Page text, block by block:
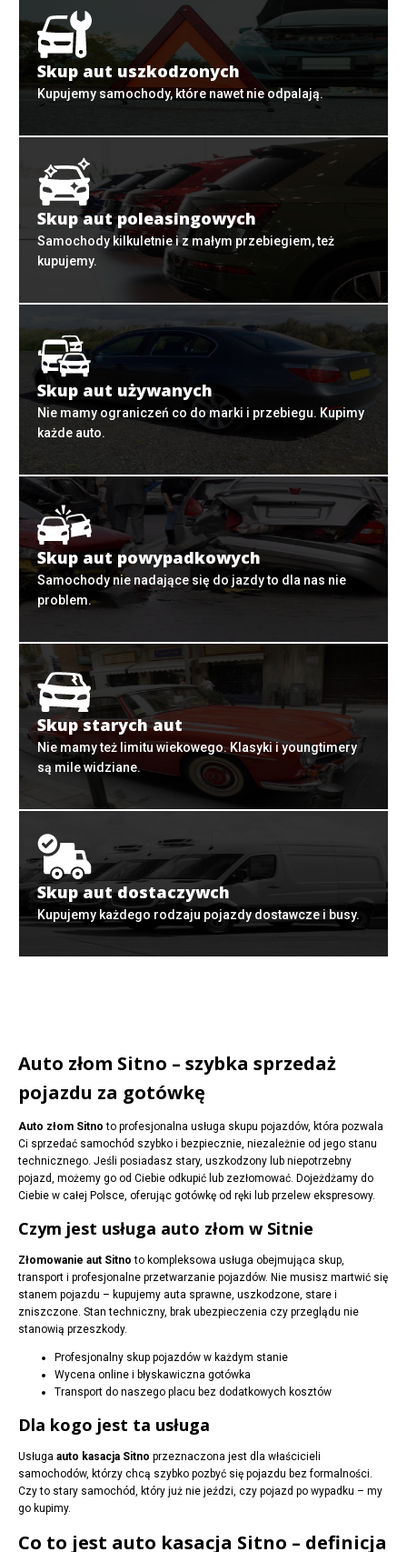
Skup aut uszkodzonych
Kupujemy samochody, które nawet nie odpalają.
Skup aut poleasingowych
Samochody kilkuletnie i z małym przebiegiem, też
kupujemy.
Skup aut używanych
Nie mamy ograniczeń co do marki i przebiegu. Kupimy
każde auto.
Skup aut powypadkowych
Samochody nie nadające się do jazdy to dla nas nie
problem.
Skup starych aut
Nie mamy też limitu wiekowego. Klasyki i youngtimery
są mile widziane.
Skup aut dostaczywch
Kupujemy każdego rodzaju pojazdy dostawcze i busy.
Auto złom Sitno – szybka sprzedaż
pojazdu za gotówkę
Auto złom Sitno to profesjonalna usługa skupu pojazdów, która pozwala
Ci sprzedać samochód szybko i bezpiecznie, niezależnie od jego stanu
technicznego. Jeśli posiadasz stary, uszkodzony lub niepotrzebny
pojazd, możemy go od Ciebie odkupić lub zezłomować. Dojeżdżamy do
Ciebie w całej Polsce, oferując gotówkę od ręki lub przelew ekspresowy.
Czym jest usługa auto złom w Sitnie
Złomowanie aut Sitno to kompleksowa usługa obejmująca skup,
transport i profesjonalne przetwarzanie pojazdów. Nie musisz martwić się
stanem pojazdu – kupujemy auta sprawne, uszkodzone, stare i
zniszczone. Stan techniczny, brak ubezpieczenia czy przeglądu nie
stanowią przeszkody.
Profesjonalny skup pojazdów w każdym stanie
Wycena online i błyskawiczna gotówka
Transport do naszego placu bez dodatkowych kosztów
Dla kogo jest ta usługa
Usługa auto kasacja Sitno przeznaczona jest dla właścicieli
samochodów, którzy chcą szybko pozbyć się pojazdu bez formalności.
Czy to stary samochód, który już nie jeździ, czy pojazd po wypadku – my
go kupimy.
Co to jest auto kasacja Sitno – definicja